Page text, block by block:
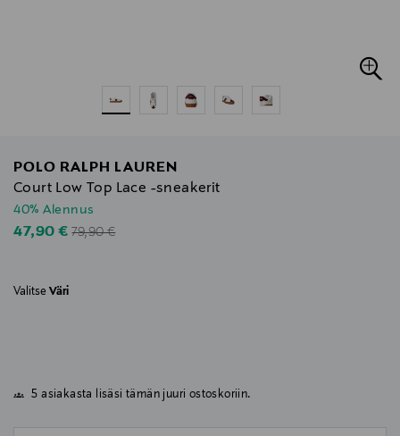
POLO RALPH LAUREN
Court Low Top Lace -sneakerit
40% Alennus
Discounted Price
47,90 €Original Price
79,90 €
Valitse Väri
5 asiakasta lisäsi tämän juuri ostoskoriin.